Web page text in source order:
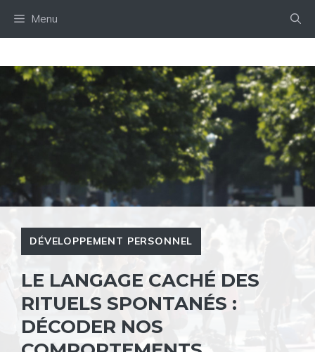
Menu
DÉVELOPPEMENT PERSONNEL
LE LANGAGE CACHÉ DES
RITUELS SPONTANÉS :
DÉCODER NOS